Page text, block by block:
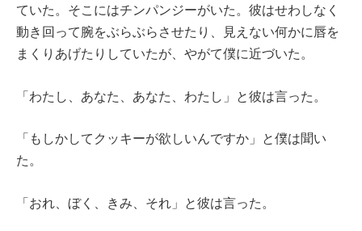
ていた。そこにはチンパンジーがいた。彼はせわしなく
動き回って腕をぶらぶらさせたり、見えない何かに唇を
まくりあげたりしていたが、やがて僕に近づいた。
「わたし、あなた、あなた、わたし」と彼は言った。
「もしかしてクッキーが欲しいんですか」と僕は聞い
た。
「おれ、ぼく、きみ、それ」と彼は言った。